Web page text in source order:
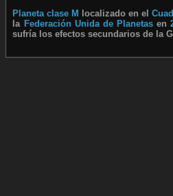
Planeta clase M localizado en el
la Federación Unida de Planetasen
sufría los efectos secundarios de la